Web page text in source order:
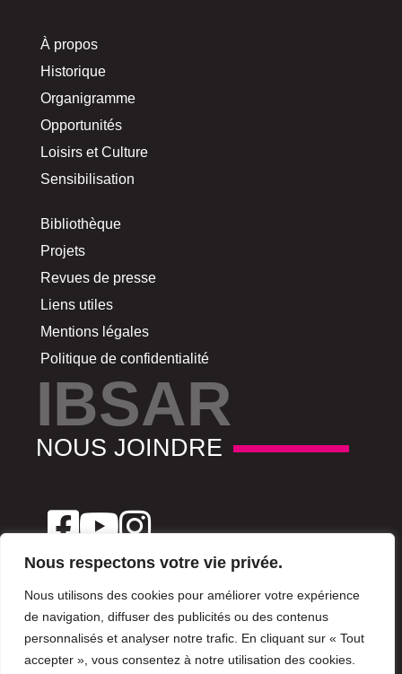
Nous respectons votre vie privée.
Nous utilisons des cookies pour améliorer votre expérience
de navigation, diffuser des publicités ou des contenus
personnalisés et analyser notre trafic. En cliquant sur « Tout
accepter », vous consentez à notre utilisation des cookies.
À propos
Historique
Organigramme
Opportunités
Loisirs et Culture
Sensibilisation
Bibliothèque
Projets
Revues de presse
Liens utiles
Mentions légales
Politique de confidentialité
IBSAR
NOUS JOINDRE
(+216) 29 180 780